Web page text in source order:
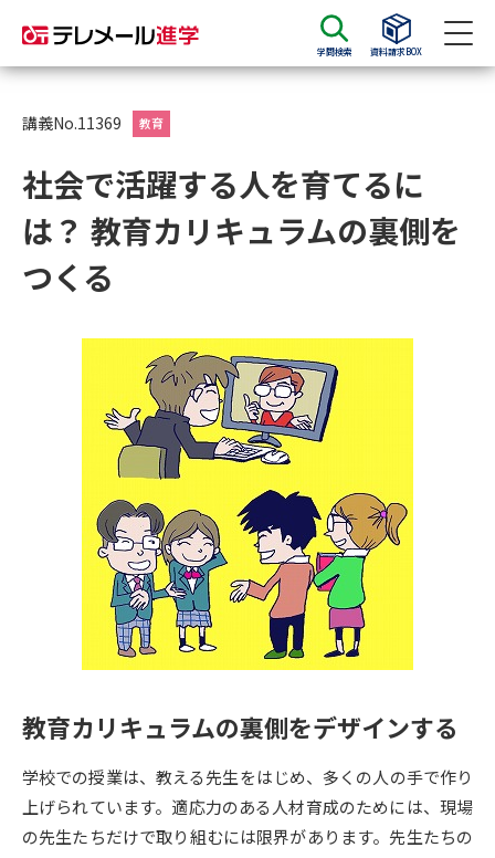
学問検索 資料請求BOX
資料請求
大学・短大の資料種類から請求
大学パンフ
大学・短大以外の資料から請求
専門学校の資料請求 大学院の資料請求
留学・進学関連、塾・予備校
大学入学共通テスト「受験案
内」の請求
大学入学共通テスト「受験上の
配慮案内」の請求
高等学校卒業程度認定試験
高等学校（情報）教員資格認定
大学研究 大学検索
講義No.11369 教育
社会で活躍する人を育てるに
は？ 教育カリキュラムの裏側を
つくる
教育カリキュラムの裏側をデザインする
学校での授業は、教える先生をはじめ、多くの人の手で作り
上げられています。適応力のある人材育成のためには、現場
の先生たちだけで取り組むには限界があります。先生たちの